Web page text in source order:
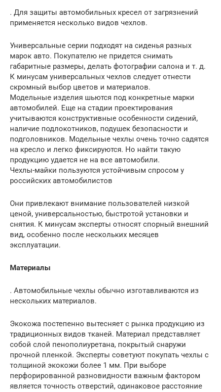
. Для защиты автомобильных кресел от загрязнений
применяется несколько видов чехлов.
Универсальные серии подходят на сиденья разных
марок авто. Покупателю не придется снимать
габаритные размеры, делать фотографии салона и т. д.
К минусам универсальных чехлов следует отнести
скромный выбор цветов и материалов.
Модельные изделия шьются под конкретные марки
автомобилей. Еще на стадии проектирования
учитываются конструктивные особенности сидений,
наличие подлокотников, подушек безопасности и
подголовников. Модельные чехлы очень точно садятся
на кресло и легко фиксируются. Но найти такую
продукцию удается не на все автомобили.
Чехлы-майки пользуются устойчивым спросом у
российских автомобилистов
Они привлекают внимание пользователей низкой
ценой, универсальностью, быстротой установки и
снятия. К минусам эксперты относят спорный внешний
вид, особенно после нескольких месяцев
эксплуатации.
Материалы
. Автомобильные чехлы обычно изготавливаются из
нескольких материалов.
Экокожа постепенно вытесняет с рынка продукцию из
традиционных видов тканей. Материал представляет
собой слой пенополиуретана, покрытый снаружи
прочной пленкой. Эксперты советуют покупать чехлы с
толщиной экокожи более 1 мм. При выборе
перфорированной разновидности важным фактором
является точность отверстий, одинаковое расстояние